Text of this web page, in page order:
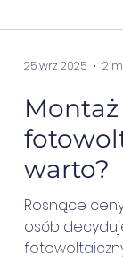
warto?
Rosnące
osób
25 wrz 2025 2